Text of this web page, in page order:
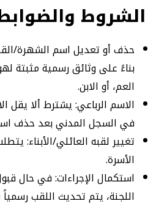
الشروط
حذف أو تعديل اسم الشهرة/
بناءً على وثائق رسمية مثبتة
العم، أو الابن.
الاسم الرباعي: يشترط ألا يقل
في السجل المدني بعد حذف
تغيير لقبه العائلي/الأبناء:
الأسرة.
استكمال الإجراءات: في حال
اللجنة، يتم تحديث اللقب